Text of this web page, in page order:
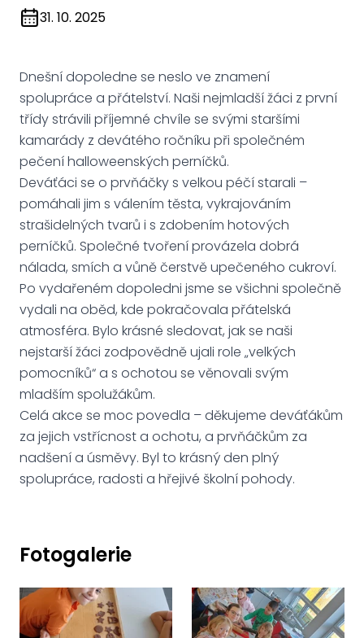
31. 10. 2025
Dnešní dopoledne se neslo ve znamení
spolupráce a přátelství. Naši nejmladší žáci z první
třídy strávili příjemné chvíle se svými staršími
kamarády z devátého ročníku při společném
pečení halloweenských perníčků.
Deváťáci se o prvňáčky s velkou péčí starali –
pomáhali jim s válením těsta, vykrajováním
strašidelných tvarů i s zdobením hotových
perníčků. Společné tvoření provázela dobrá
nálada, smích a vůně čerstvě upečeného cukroví.
Po vydařeném dopoledni jsme se všichni společně
vydali na oběd, kde pokračovala přátelská
atmosféra. Bylo krásné sledovat, jak se naši
nejstarší žáci zodpovědně ujali role „velkých
pomocníků“ a s ochotou se věnovali svým
mladším spolužákům.
Celá akce se moc povedla – děkujeme deváťákům
za jejich vstřícnost a ochotu, a prvňáčkům za
nadšení a úsměvy. Byl to krásný den plný
spolupráce, radosti a hřejivé školní pohody.
Fotogalerie